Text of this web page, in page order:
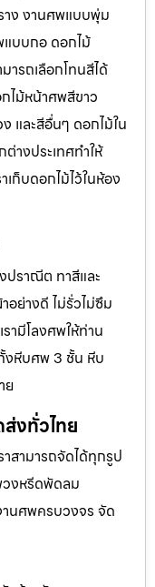
าง งานศพแบบพุ่ม
บบกอ ดอกไม้
ารถเลือกโทนสีได้
ไม้หน้าศพสีขาว
และสีอื่นๆ ดอกไม้ใน
างประเทศทำให้
เก็บดอกไม้ไว้ในห้อง
ปราณีต ทาสีและ
อย่างดี ไม่รั่วไม่ซึม
ามีโลงศพให้ท่าน
งหีบศพ 3 ชั้น หีบ
ย
งทั่วไทย
สามารถจัดได้ทุกรูป
วงหรีดพัดลม
นศพครบวงจร จัด